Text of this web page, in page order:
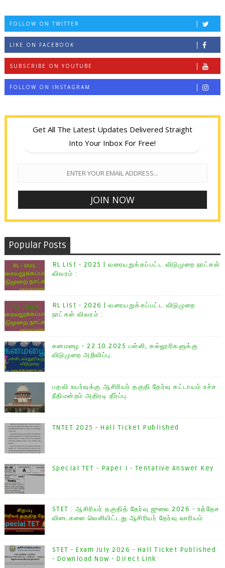
FOLLOW ON TWITTER
LIKE ON FACEBOOK
SUBSCRIBE ON YOUTUBE
FOLLOW ON INSTAGRAM
Get All The Latest Updates Delivered Straight
Into Your Inbox For Free!
Popular Posts
RL List - 2025 | வரையறுக்கப்பட்ட விடுமுறை நாட்கள்
விவரம் :
RL List - 2026 | வரையறுக்கப்பட்ட விடுமுறை
நாட்கள் விவரம் :
கனமழை - 22.10.2025 பள்ளி, கல்லூரிகளுக்கு
விடுமுறை அறிவிப்பு.
பதவி உயர்வுக்கு ஆசிரியர் தகுதி தேர்வு கட்டாயம் உச்ச
நீதிமன்றம் அதிரடி தீர்ப்பு.
TNTET 2025 - Hall Ticket Published
Special TET - Paper I - Tentative Answer Key
STET : ஆசிரியர் தகுதித் தேர்வு ஜுலை 2026 - உத்தேச
விடைகளை வெளியிட்டது ஆசிரியர் தேர்வு வாரியம்
STET - Exam July 2026 - Hall Ticket Published
- Download Now - Direct Link